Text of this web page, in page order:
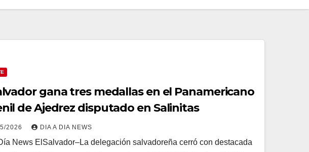
gana tres medallas en el Panamericano
de Ajedrez disputado en Salinitas
2026 DIA A DIA NEWS
News ElSalvador–La delegación salvadoreña cerró con destacada